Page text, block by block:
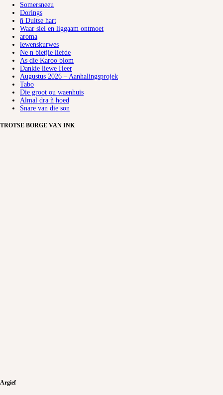
Somersneeu
Dorings
ñ Duitse hart
Waar siel en liggaam ontmoet
aroma
lewenskurwes
Ne n bietjie liefde
As die Karoo blom
Dankie liewe Heer
Augustus 2026 – Aanhalingsprojek
Tabo
Die groot ou waenhuis
Almal dra ñ hoed
Snare van die son
TROTSE BORGE VAN INK
Argief